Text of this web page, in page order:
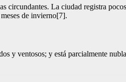
circundantes. La ciudad registra
de invierno[7].
y ventosos; y está parcialmente